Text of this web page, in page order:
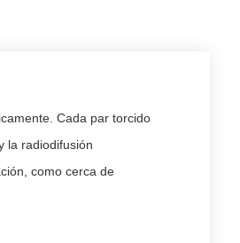
Cada par torcido
la radiodifusión
como cerca de